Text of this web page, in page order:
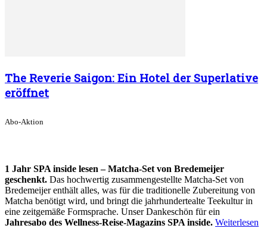
The Reverie Saigon: Ein Hotel der Superlative
eröffnet
Abo-Aktion
1 Jahr SPA inside lesen – Matcha-Set von Bredemeijer
geschenkt. Das hochwertig zusammengestellte Matcha-Set von
Bredemeijer enthält alles, was für die traditionelle Zubereitung von
Matcha benötigt wird, und bringt die jahrhundertealte Teekultur in
eine zeitgemäße Formsprache. Unser Dankeschön für ein
Jahresabo des Wellness-Reise-Magazins SPA inside. Weiterlesen